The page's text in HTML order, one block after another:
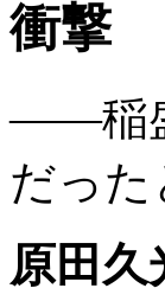
衝撃
――稲
だった
原田久